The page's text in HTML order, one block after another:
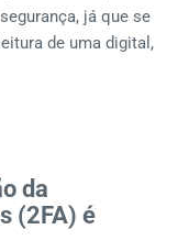
já que se
de uma digital,
da
(2FA) é